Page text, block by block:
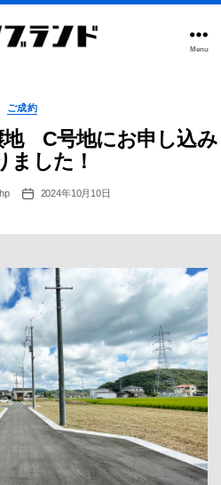
社
ブ
ラ
ン
ド
Menu
Categories
ご成約
地 C号地にお申し込み
ました！
Post2024年10月10日